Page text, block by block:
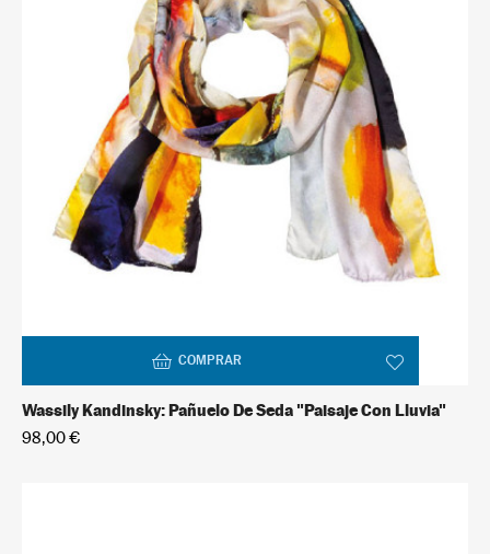
COMPRAR
Wassily Kandinsky: Pañuelo De Seda "Paisaje Con Lluvia"
98,00 €